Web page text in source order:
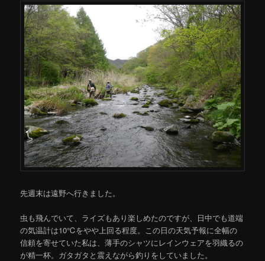
先週末は遠野へ行きました。
虫も飛んでいて、ライズもあり楽しめたのですが、日中でも道端
の気温計は10℃をやや上回る程度。この日の天気予報に全幅の
信頼を寄せていた私は、薄手のシャツにレインウェアを羽織るの
が精一杯。ガタガタと震えながら釣りをしていました。